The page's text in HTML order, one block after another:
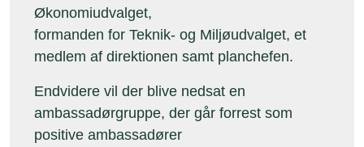
Økonomiudvalget,
formanden for Teknik- og Miljøudvalget, et
medlem af direktionen samt planchefen.
Endvidere vil der blive nedsat en
ambassadørgruppe, der går forrest som
positive ambassadører